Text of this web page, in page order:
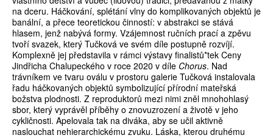
na dceru. Háčkování, splétání vlny do komplikovaných objektů je
banální, a přece teoretickou činností: v abstrakci se stává
hlasem, jenž nabývá formy. Vzájemnost ručních prací a zpěvu
tvoří svazek, který Tučková ve svém díle postupně rozvíjí.
Komplexně jej představila v rámci výstavy finalistů*tek Ceny
Jindřicha Chalupeckého v roce 2020 v díle Chorus. Nad
trávníkem ve tvaru oválu v prostoru galerie Tučková instalovala
řadu háčkovaných objektů symbolizující přírodní mateřská
božstva plodnosti. Z reproduktorů mezi nimi zněl mnohohlasý
sbor, který vyprávěl příběhy o znovuzrození a životě v jeho
cykličnosti. Apelovala tak na diváka, aby se učil aktivně
naslouchat nehierarchickému zvuku. Láska, kterou druhému